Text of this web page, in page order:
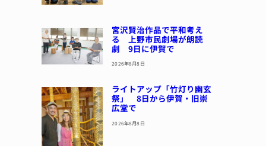
宮沢賢治作品で平和考え
る 上野市民劇場が朗読
劇 9日に伊賀で
2026年8月8日
ライトアップ「竹灯り幽玄
祭」 8日から伊賀・旧崇
広堂で
2026年8月8日